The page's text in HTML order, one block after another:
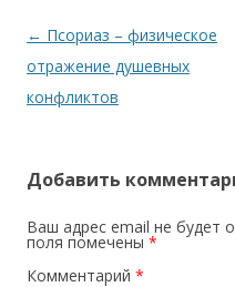
Навигация по записям
← Псориаз – физическое
отражение душевных
конфликтов
Добавить
Ваш адрес email не будет
поля помечены *
Комментарий *